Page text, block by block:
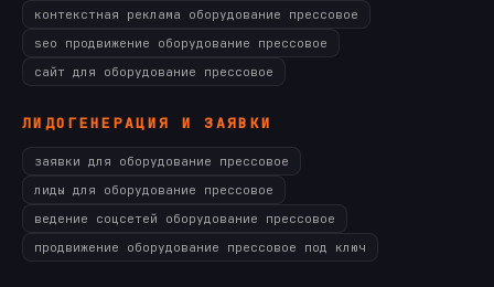
контекстная реклама оборудование прессовое
seo продвижение оборудование прессовое
сайт для оборудование прессовое
ЛИДОГЕНЕРАЦИЯ И ЗАЯВКИ
заявки для оборудование прессовое
лиды для оборудование прессовое
ведение соцсетей оборудование прессовое
продвижение оборудование прессовое под ключ